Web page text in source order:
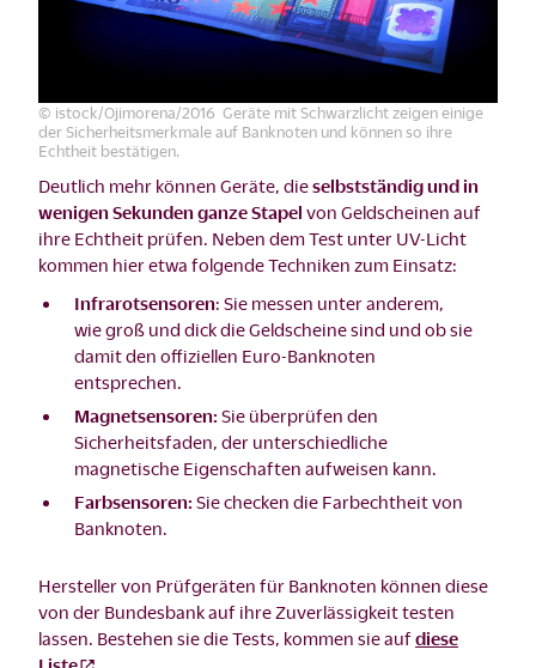
© istock/Ojimorena/2016 Geräte mit Schwarzlicht zeigen einige
der Sicherheitsmerkmale auf Banknoten und können so ihre
Echtheit bestätigen.
Deutlich mehr können Geräte, dieselbstständig und in
wenigen Sekunden ganze Stapel von Geldscheinen auf
ihre Echtheit prüfen. Neben dem Test unter UV-Licht
kommen hier etwa folgende Techniken zum Einsatz:
Infrarotsensoren: Sie messen unter anderem,
wie groß und dick die Geldscheine sind und ob sie
damit den offiziellen Euro-Banknoten
entsprechen.
Magnetsensoren: Sie überprüfen den
Sicherheitsfaden, der unterschiedliche
magnetische Eigenschaften aufweisen kann.
Farbsensoren: Sie checken die Farbechtheit von
Banknoten.
Hersteller von Prüfgeräten für Banknoten können diese
von der Bundesbank auf ihre Zuverlässigkeit testen
lassen. Bestehen sie die Tests, kommen sie aufdiese
Liste